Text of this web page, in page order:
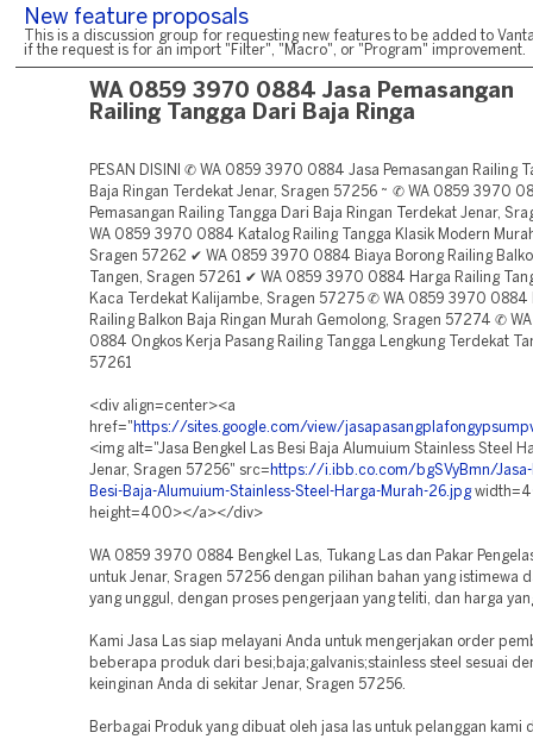
New feature proposals
This is a discussion group for requesting new features to be added to
if the request is for an import "Filter", "Macro", or "Program" improvement.
WA 0859 3970 0884 Jasa Pemasangan
Railing Tangga Dari Baja Ringa
PESAN DISINI ✆ WA 0859 3970 0884 Jasa Pemasangan Railing
Baja Ringan Terdekat Jenar, Sragen 57256 ~ ✆ WA 0859 3970
Pemasangan Railing Tangga Dari Baja Ringan Terdekat Jenar,
WA 0859 3970 0884 Katalog Railing Tangga Klasik Modern
Sragen 57262 ✔ WA 0859 3970 0884 Biaya Borong Railing
Tangen, Sragen 57261 ✔ WA 0859 3970 0884 Harga Railing
Kaca Terdekat Kalijambe, Sragen 57275 ✆ WA 0859 3970 0884
Railing Balkon Baja Ringan Murah Gemolong, Sragen 57274 ✆
0884 Ongkos Kerja Pasang Railing Tangga Lengkung Terdekat
57261
<div align=center><a
href=" https://sites.google.com/view/
<img alt="Jasa Bengkel Las Besi Baja Alumuium Stainless Steel
Jenar, Sragen 57256" src= https://i.ibb.co.com/bgSVyBmn/Jasa-
Besi-Baja-Alumuium-Stainless-Steel-Harga-Murah-26.jpg
height=400></a></div>
WA 0859 3970 0884 Bengkel Las, Tukang Las dan Pakar
untuk Jenar, Sragen 57256 dengan pilihan bahan yang istimewa
yang unggul, dengan proses pengerjaan yang teliti, dan harga
Kami Jasa Las siap melayani Anda untuk mengerjakan order
beberapa produk dari besi;baja;galvanis;stainless steel sesuai
keinginan Anda di sekitar Jenar, Sragen 57256.
Berbagai Produk yang dibuat oleh jasa las untuk pelanggan kami